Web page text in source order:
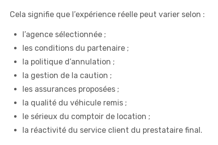
Cela signifie que l’expérience réelle peut varier selon :
l’agence sélectionnée ;
les conditions du partenaire ;
la politique d’annulation ;
la gestion de la caution ;
les assurances proposées ;
la qualité du véhicule remis ;
le sérieux du comptoir de location ;
la réactivité du service client du prestataire final.